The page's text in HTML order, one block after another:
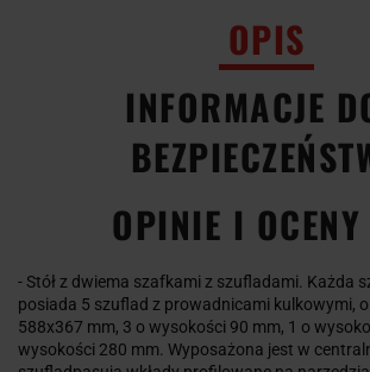
OPIS
INFORMACJE
OPINIE I
- Stół z dwiema szafkami z szufladami. Każda
posiada 5 szuflad z prowadnicami kulkowymi,
588x367 mm, 3 o wysokości 90 mm, 1 o
wysokości 280 mm. Wyposażona jest w